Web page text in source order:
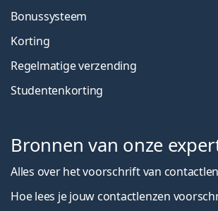
Bonussysteem
Korting
Regelmatige verzending
Studentenkorting
Bronnen van onze
Alles over het voorschrift van
Hoe lees je jouw contactlenzen